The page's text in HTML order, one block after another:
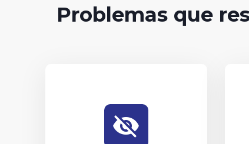
Problemas que
visibility_off